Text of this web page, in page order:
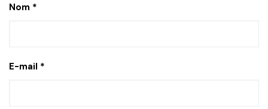
Nom *
E-mail *